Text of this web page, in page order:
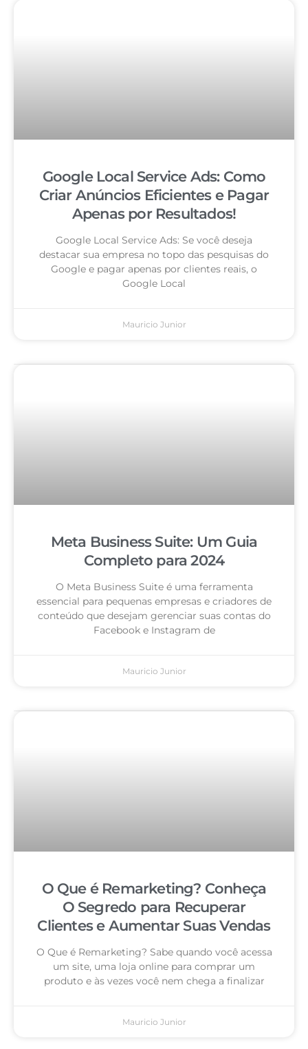
Google Local Service Ads: Como
Criar Anúncios Eficientes e Pagar
Apenas por Resultados!
Google Local Service Ads: Se você deseja
destacar sua empresa no topo das pesquisas do
Google e pagar apenas por clientes reais, o
Google Local
Mauricio Junior
Meta Business Suite: Um Guia
Completo para 2024
O Meta Business Suite é uma ferramenta
essencial para pequenas empresas e criadores de
conteúdo que desejam gerenciar suas contas do
Facebook e Instagram de
Mauricio Junior
O Que é Remarketing? Conheça
O Segredo para Recuperar
Clientes e Aumentar Suas Vendas
O Que é Remarketing? Sabe quando você acessa
um site, uma loja online para comprar um
produto e às vezes você nem chega a finalizar
Mauricio Junior